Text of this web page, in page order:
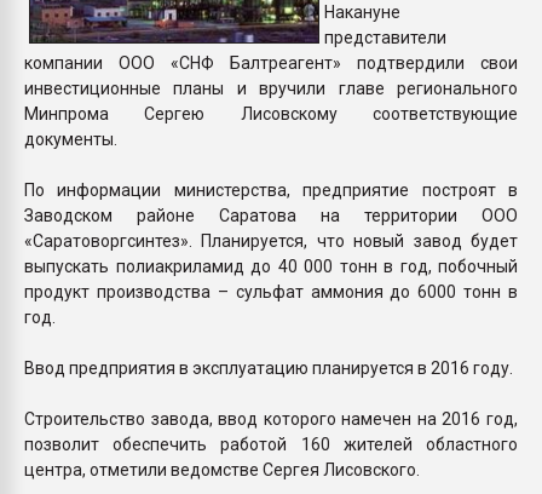
Накануне
представители
компании ООО «СНФ Балтреагент» подтвердили свои
инвестиционные планы и вручили главе регионального
Минпрома Сергею Лисовскому соответствующие
документы.
По информации министерства, предприятие построят в
Заводском районе Саратова на территории ООО
«Саратоворгсинтез». Планируется, что новый завод будет
выпускать полиакриламид до 40 000 тонн в год, побочный
продукт производства – сульфат аммония до 6000 тонн в
год.
Ввод предприятия в эксплуатацию планируется в 2016 году.
Строительство завода, ввод которого намечен на 2016 год,
позволит обеспечить работой 160 жителей областного
центра, отметили ведомстве Сергея Лисовского.